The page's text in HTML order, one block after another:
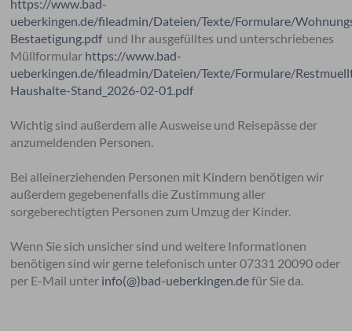
https://www.bad-
ueberkingen.de/fileadmin/Dateien/Texte/Formulare/
Bestaetigung.pdfund Ihr ausgefülltes und unterschriebenes
Müllformular https://www.bad-
ueberkingen.de/fileadmin/Dateien/Texte/Formulare/
Haushalte-Stand_2026-02-01.pdf
Wichtig sind außerdem alle Ausweise und Reisepässe der
anzumeldenden Personen.
Bei alleinerziehenden Personen mit Kindern benötigen wir
außerdem gegebenenfalls die Zustimmung aller
sorgeberechtigten Personen zum Umzug der Kinder.
Wenn Sie sich unsicher sind und weitere Informationen
benötigen sind wir gerne telefonisch unter 07331 20090 oder
per E-Mail unter info(@)bad-ueberkingen.defür Sie da.